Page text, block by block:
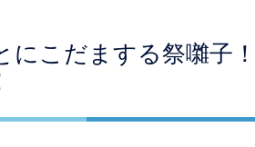
にこだまする祭囃子